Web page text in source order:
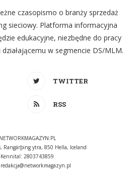
czasopismo o branży sprzedaż
sieciowy. Platforma informacyjna
edukacyjne, niezbędne do pracy
w segmencie DS/MLM.
TWITTER
RSS
NETWORKMAGAZYN.PL
Rangárþing ytra, 850 Hella, Iceland
Kennital: 2803743859
redakcja@networkmagazyn.pl